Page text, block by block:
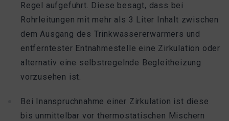
Regel aufgefuhrt. Diese besagt, dass bei
Rohrleitungen mit mehr als 3 Liter Inhalt zwischen
dem Ausgang des Trinkwassererwarmers und
entferntester Entnahmestelle eine Zirkulation oder
alternativ eine selbstregelnde Begleitheizung
vorzusehen ist.
Bei Inanspruchnahme einer Zirkulation ist diese
bis unmittelbar vor thermostatischen Mischern